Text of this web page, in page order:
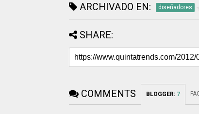
ARCHIVADO EN: diseñadores
SHARE:
COMMENTS BLOGGER: 7